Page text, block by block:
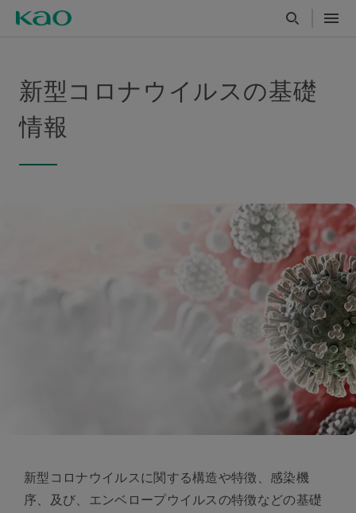
新型コロナウイルスの基礎
情報
新型コロナウイルスに関する構造や特徴、感染機
序、及び、エンベロープウイルスの特徴などの基礎